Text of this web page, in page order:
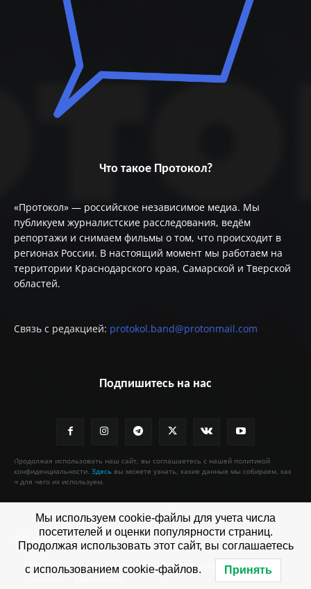
Что такое Протокол?
«Протокол» — российское независимое медиа. Мы
публикуем журналистские расследования, ведём
репортажи и снимаем фильмы о том, что происходит в
регионах России. В настоящий момент мы работаем на
территории Краснодарского края, Самарской и Тверской
областей.
Связь с редакцией: protokol.band@protonmail.com
Подпишитесь на нас
Продолжая использовать наш сайт, вы соглашаетесь с нашей политикой
конфиденциальности. Здесь вы можете узнать, какие данные мы собираем, как
и для чего их используем.
© Протокол
Главная О нас Как помочь
Агентам протокола
Мы используем cookie-файлы для учета числа
посетителей и оценки популярности страниц.
Продолжая использовать этот сайт, вы соглашаетесь
с использованием cookie-файлов. Принять